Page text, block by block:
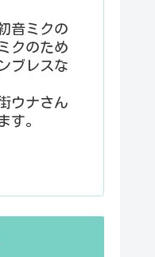
音ミクの
クのため
ブレスな
ウナさん
す。